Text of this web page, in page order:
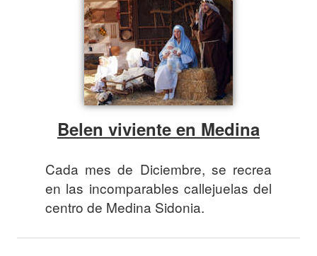
Belen viviente en Medina
Cada mes de Diciembre, se recrea
en las incomparables callejuelas del
centro de Medina Sidonia.